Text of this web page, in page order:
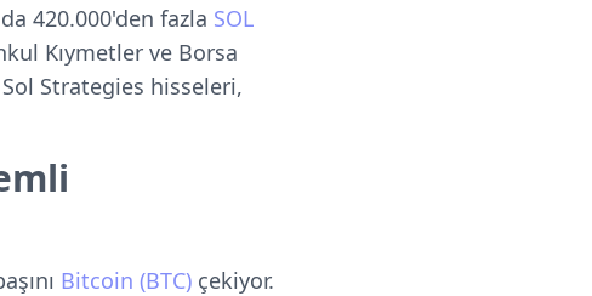
420.000'den fazla SOL
Kıymetler ve Borsa
Strategies hisseleri,
Bitcoin (BTC) çekiyor.